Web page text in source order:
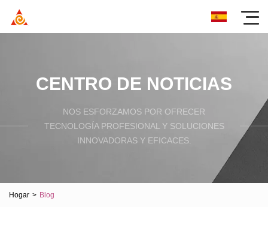
CENTRO DE NOTICIAS
NOS ESFORZAMOS POR OFRECER
TECNOLOGÍA PROFESIONAL Y SOLUCIONES
INNOVADORAS Y EFICACES.
Hogar > Blog